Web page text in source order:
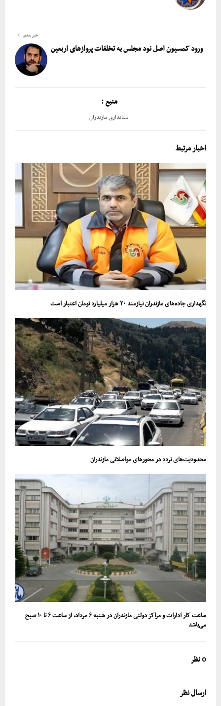
خبر بعدی
ورود کمسیون اصل نود مجلس به تخلفات پروازهای اربعین
منبع :
استانداری مازندران
اخبار مرتبط
نگهداری جاده‌های مازندران نیازمند ۳۰ هزار میلیارد تومان اعتبار است
محدودیت‌های تردد در محور‌های مواصلاتی مازندران
ساعت کار ادارات و مراکز دولتی مازندران در شنبه ۶ مرداد، از ساعت ۶ تا ۱۰ صبح
می‌باشد
0 نظر
ارسال نظر